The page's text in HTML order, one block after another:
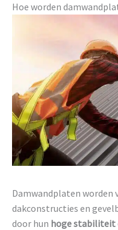
Hoe worden
Damwandplaten worden
dakconstructies en
door hun hoge stabiliteit